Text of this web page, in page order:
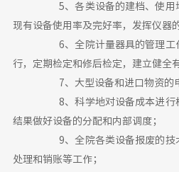
5、各类设备的建档、使用
现有设备使用率及完好率，发挥仪器
6、全院计量器具的管理工
行，定期检定和修后检定，建立健全
7、大型设备和进口物资的申
8、科学地对设备成本进行
结果做好设备的分配和内部调度；
9、全院各类设备报废的技
处理和销账等工作；